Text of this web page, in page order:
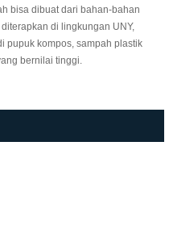
bisa dibuat dari bahan-bahan
di lingkungan UNY,
pupuk kompos, sampah plastik
bernilai tinggi.